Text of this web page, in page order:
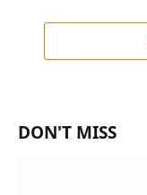
DON'T MISS